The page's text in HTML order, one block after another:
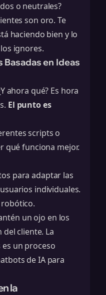
o neutrales?
son oro. Te
haciendo bien y lo
ignores.
en Ideas
ahora qué? Es hora
El punto es
scripts o
qué funciona mejor.
para adaptar las
individuales.
robótico.
un ojo en los
cliente. La
un proceso
de IApara
la